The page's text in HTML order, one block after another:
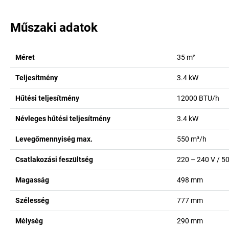
Műszaki adatok
Méret 35 m²
Teljesítmény 3.4 kW
Hűtési teljesítmény 12000 BTU/h
Névleges hűtési teljesítmény 3.4 kW
Levegőmennyiség max. 550 m³/h
Csatlakozási feszültség 220 – 240 V /
Magasság 498 mm
Szélesség 777 mm
Mélység 290 mm